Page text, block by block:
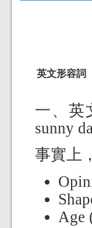
英文形容詞
一、英
sunny
事實上
Age